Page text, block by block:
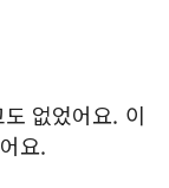
없었어요. 이
요.